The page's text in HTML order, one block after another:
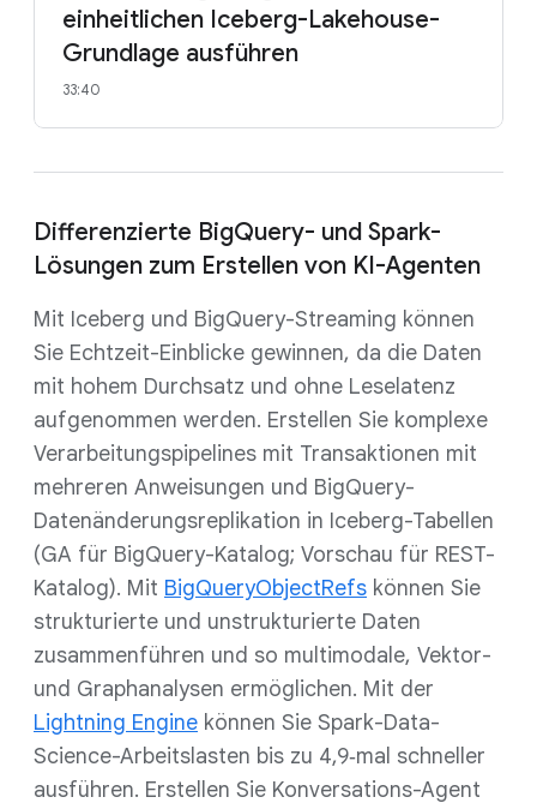
einheitlichen Iceberg-Lakehouse-
Grundlage ausführen
33:40
Differenzierte BigQuery- und Spark-
Lösungen zum Erstellen von KI-Agenten
Mit Iceberg und BigQuery-Streaming können
Sie Echtzeit-Einblicke gewinnen, da die Daten
mit hohem Durchsatz und ohne Leselatenz
aufgenommen werden. Erstellen Sie komplexe
Verarbeitungspipelines mit Transaktionen mit
mehreren Anweisungen und BigQuery-
Datenänderungsreplikation in Iceberg-Tabellen
(GA für BigQuery-Katalog; Vorschau für REST-
Katalog). Mit BigQueryObjectRefs können Sie
strukturierte und unstrukturierte Daten
zusammenführen und so multimodale, Vektor-
und Graphanalysen ermöglichen. Mit der
Lightning Engine können Sie Spark-Data-
Science-Arbeitslasten bis zu 4,9‑mal schneller
ausführen. Erstellen Sie Konversations-Agent